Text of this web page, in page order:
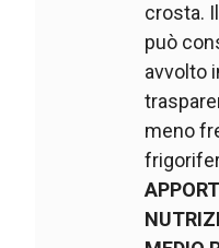
crosta.
può
avvolto
meno